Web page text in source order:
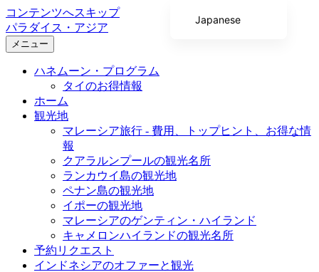
コンテンツへスキップ
パラダイス・アジア
メニュー
ハネムーン・プログラム
タイのお得情報
ホーム
観光地
マレーシア旅行 - 費用、トップヒント、お得な情
報
クアラルンプールの観光名所
ランカウイ島の観光地
ペナン島の観光地
イポーの観光地
マレーシアのゲンティン・ハイランド
キャメロンハイランドの観光名所
予約リクエスト
インドネシアのオファーと観光
Japanese
Arabic